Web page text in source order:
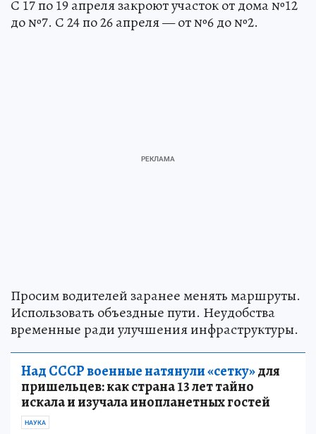
С 17 по 19 апреля закроют участок от дома №12
до №7. С 24 по 26 апреля — от №6 до №2.
Просим водителей заранее менять маршруты.
Использовать объездные пути. Неудобства
временные ради улучшения инфраструктуры.
Над СССР военные натянули «сетку»для
пришельцев: как страна 13 лет тайно
искала и изучала инопланетных гостей
НАУКА